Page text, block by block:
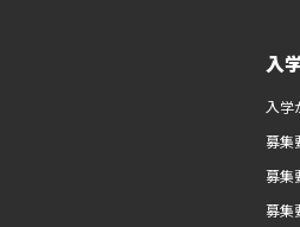
入
入学
募集
募集
募集